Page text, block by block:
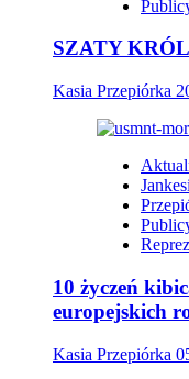
SZATY
Kasia Przepiórka
10 życzeń
europejskich
Kasia Przepiórka